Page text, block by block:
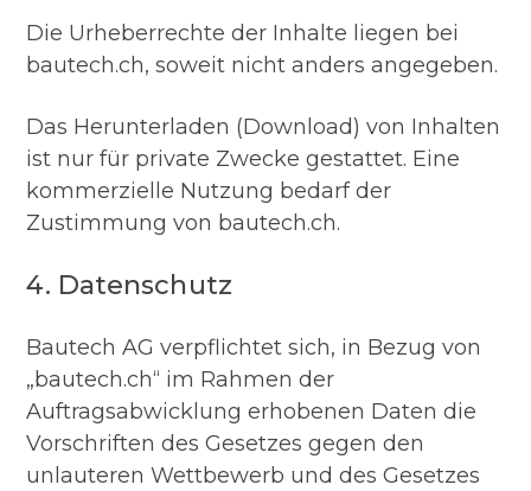
Die Urheberrechte der Inhalte liegen bei
bautech.ch, soweit nicht anders angegeben.
Das Herunterladen (Download) von Inhalten
ist nur für private Zwecke gestattet. Eine
kommerzielle Nutzung bedarf der
Zustimmung von bautech.ch.
4. Datenschutz
Bautech AG verpflichtet sich, in Bezug von
„bautech.ch“ im Rahmen der
Auftragsabwicklung erhobenen Daten die
Vorschriften des Gesetzes gegen den
unlauteren Wettbewerb und des Gesetzes